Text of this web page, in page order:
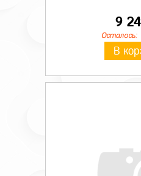
9
Осталось:
В